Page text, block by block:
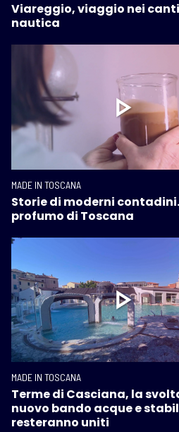
Viareggio, viaggio nei
nautica
MADE IN TOSCANA
Storie di moderni
profumo di Toscana
MADE IN TOSCANA
Terme di Casciana, la
nuovo bando acque e
resteranno uniti